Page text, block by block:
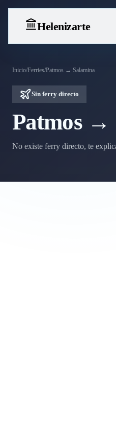
Helenizarte
Inicio/Ferries/Patmos → Salamina
Sin ferry directo
Patmos →
No existe ferry directo, te